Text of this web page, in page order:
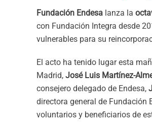
Fundación Endesa lanza la
con Fundación Integra desde
vulnerables para su
El acto ha tenido lugar esta
Madrid, José Luis Martínez-
consejero delegado de Endesa,
directora general de Fundación
voluntarios y beneficiarios de